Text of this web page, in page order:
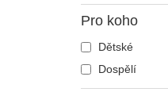
Pro koho
Dětské
Dospělí